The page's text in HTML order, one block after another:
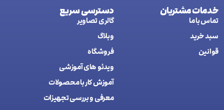
خدمات مشتریان
تماس با ما
سبد خرید
قوانین
دسترسی سریع
گالری تصاویر
وبلاگ
فروشگاه
ويدئو های آموزشی
آموزش کار با محصولات
معرفی و بررسی تجهیزات